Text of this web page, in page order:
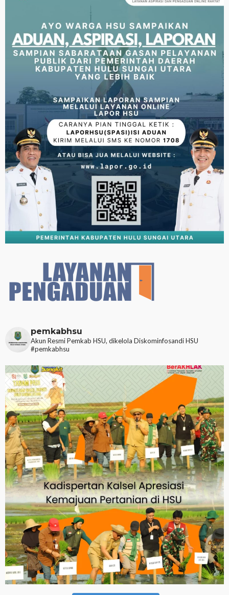
pemkabhsu
Akun Resmi Pemkab HSU, dikelola Diskominfosandi HSU
#pemkabhsu